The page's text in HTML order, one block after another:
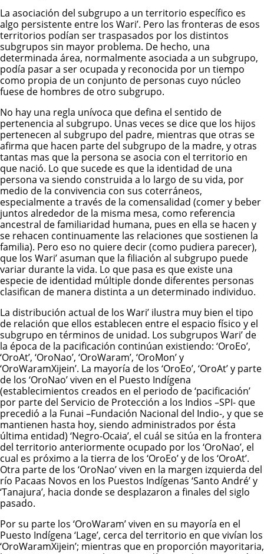
La asociación del subgrupo a un territorio específico es
algo persistente entre los Wari’. Pero las fronteras de esos
territorios podían ser traspasados por los distintos
subgrupos sin mayor problema. De hecho, una
determinada área, normalmente asociada a un subgrupo,
podía pasar a ser ocupada y reconocida por un tiempo
como propia de un conjunto de personas cuyo núcleo
fuese de hombres de otro subgrupo.
No hay una regla unívoca que defina el sentido de
pertenencia al subgrupo. Unas veces se dice que los hijos
pertenecen al subgrupo del padre, mientras que otras se
afirma que hacen parte del subgrupo de la madre, y otras
tantas mas que la persona se asocia con el territorio en
que nació. Lo que sucede es que la identidad de una
persona va siendo construida a lo largo de su vida, por
medio de la convivencia con sus coterráneos,
especialmente a través de la comensalidad (comer y beber
juntos alrededor de la misma mesa, como referencia
ancestral de familiaridad humana, pues en ella se hacen y
se rehacen continuamente las relaciones que sostienen la
familia). Pero eso no quiere decir (como pudiera parecer),
que los Wari’ asuman que la filiación al subgrupo puede
variar durante la vida. Lo que pasa es que existe una
especie de identidad múltiple donde diferentes personas
clasifican de manera distinta a un determinado individuo.
La distribución actual de los Wari’ ilustra muy bien el tipo
de relación que ellos establecen entre el espacio físico y el
subgrupo en términos de unidad. Los subgrupos Wari’ de
la época de la pacificación continúan existiendo: ‘OroEo’,
‘OroAt’, ‘OroNao’, ‘OroWaram’, ‘OroMon’ y
‘OroWaramXijein’. La mayoría de los ‘OroEo’, ‘OroAt’ y parte
de los ‘OroNao’ viven en el Puesto Indígena
(establecimientos creados en el periodo de ‘pacificación’
por parte del Servicio de Protección a los Indios –SPI- que
precedió a la Funai –Fundación Nacional del Indio-, y que se
mantienen hasta hoy, siendo administrados por ésta
última entidad) ‘Negro-Ocaia’, el cuál se sitúa en la frontera
del territorio anteriormente ocupado por los ‘OroNao’, el
cual es próximo a la tierra de los ‘OroEo’ y de los ‘OroAt’.
Otra parte de los ‘OroNao’ viven en la margen izquierda del
río Pacaas Novos en los Puestos Indígenas ‘Santo André’ y
‘Tanajura’, hacia donde se desplazaron a finales del siglo
pasado.
Por su parte los ‘OroWaram’ viven en su mayoría en el
Puesto Indígena ‘Lage’, cerca del territorio en que vivían los
‘OroWaramXijein’; mientras que en proporción mayoritaria,